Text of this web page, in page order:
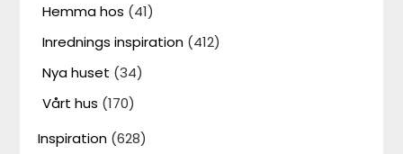
Hemma hos (41)
Inrednings inspiration (412)
Nya huset (34)
Vårt hus (170)
Inspiration (628)